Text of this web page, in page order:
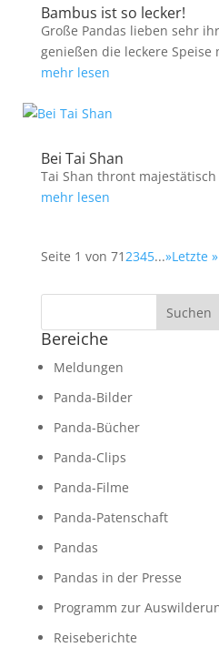
Bambus ist so lecker!
Große Pandas lieben sehr
genießen die leckere Speise
mehr lesen
Bei Tai Shan
Tai Shan thront
mehr lesen
Seite 1 von 712345...»Letzte »
Bereiche
Meldungen
Panda-Bilder
Panda-Bücher
Panda-Clips
Panda-Filme
Panda-Patenschaft
Pandas
Pandas in der Presse
Programm zur
Reiseberichte